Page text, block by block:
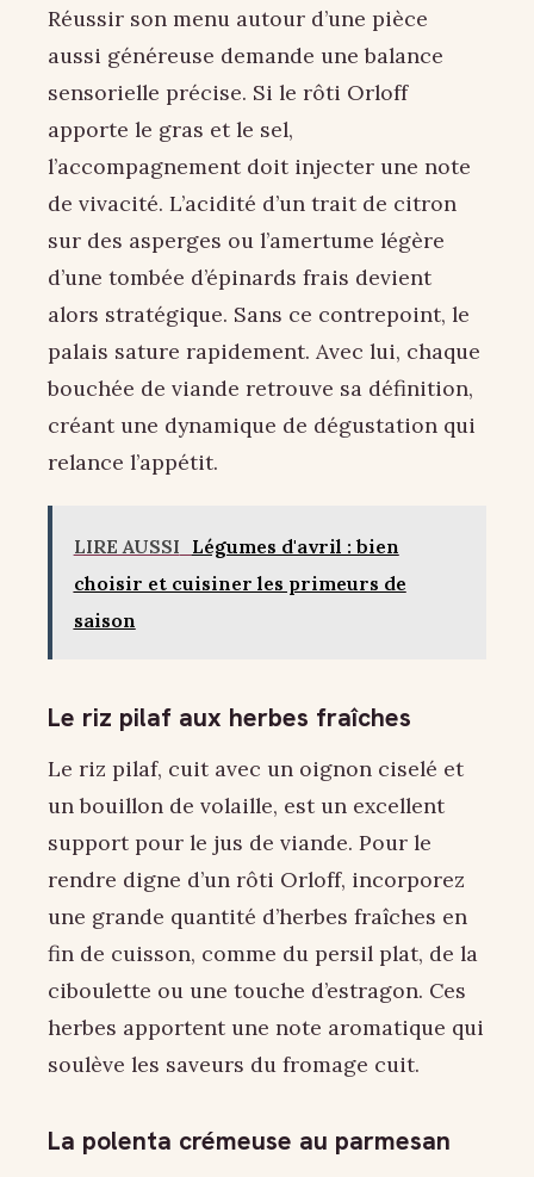
Réussir son menu autour d’une pièce
aussi généreuse demande une balance
sensorielle précise. Si le rôti Orloff
apporte le gras et le sel,
l’accompagnement doit injecter une note
de vivacité. L’acidité d’un trait de citron
sur des asperges ou l’amertume légère
d’une tombée d’épinards frais devient
alors stratégique. Sans ce contrepoint, le
palais sature rapidement. Avec lui, chaque
bouchée de viande retrouve sa définition,
créant une dynamique de dégustation qui
relance l’appétit.
LIRE AUSSI Légumes d'avril : bien
choisir et cuisiner les primeurs de
saison
Le riz pilaf aux herbes fraîches
Le riz pilaf, cuit avec un oignon ciselé et
un bouillon de volaille, est un excellent
support pour le jus de viande. Pour le
rendre digne d’un rôti Orloff, incorporez
une grande quantité d’herbes fraîches en
fin de cuisson, comme du persil plat, de la
ciboulette ou une touche d’estragon. Ces
herbes apportent une note aromatique qui
soulève les saveurs du fromage cuit.
La polenta crémeuse au parmesan